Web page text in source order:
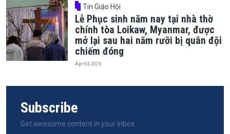
Tin Giáo Hội
Lễ Phục sinh năm nay tại nhà thờ
chính tòa Loikaw, Myanmar, được
mở lại sau hai năm rưỡi bị quân đội
chiếm đóng
Apr 04, 2026
Subscribe
Get awesome content in your inbox.